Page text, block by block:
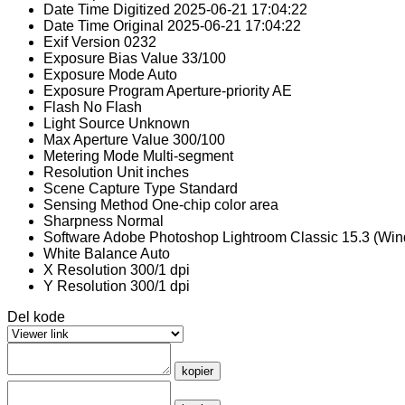
Date Time Digitized 2025-06-21 17:04:22
Date Time Original 2025-06-21 17:04:22
Exif Version 0232
Exposure Bias Value 33/100
Exposure ModeAuto
Exposure ProgramAperture-priority AE
Flash No Flash
Light Source Unknown
Max Aperture Value 300/100
Metering Mode Multi-segment
Resolution Unit inches
Scene Capture Type Standard
Sensing Method One-chip color area
Sharpness Normal
SoftwareAdobe Photoshop Lightroom Classic 15.3
White BalanceAuto
X Resolution 300/1 dpi
Y Resolution 300/1 dpi
Del kode
kopier